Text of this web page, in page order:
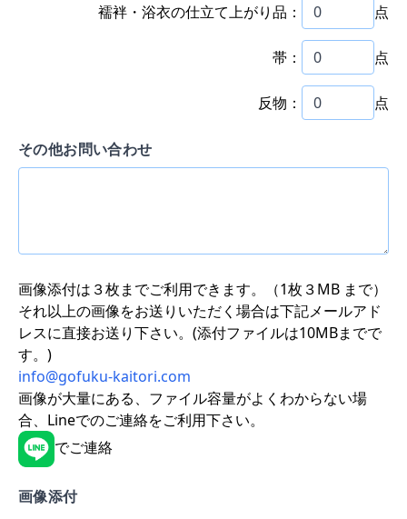
襦袢・浴衣の仕立て上がり品： 点
帯： 点
反物： 点
その他お問い合わせ
画像添付は３枚までご利用できます。（1枚３MB まで）
それ以上の画像をお送りいただく場合は下記メールアド
レスに直接お送り下さい。(添付ファイルは10MBまでで
す。)
info@gofuku-kaitori.com
画像が大量にある、ファイル容量がよくわからない場
合、Lineでのご連絡をご利用下さい。
でご連絡
画像添付